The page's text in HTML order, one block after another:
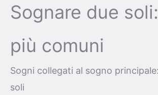
Sognare due
più comuni
Sogni collegati al sogno
soli